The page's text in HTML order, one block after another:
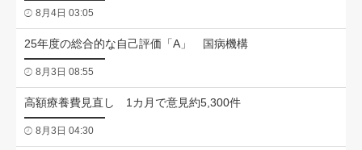
8月4日 03:05
25年度の総合的な自己評価「A」 国病機構
8月3日 08:55
高額療養費見直し 1カ月で意見約5,300件
8月3日 04:30